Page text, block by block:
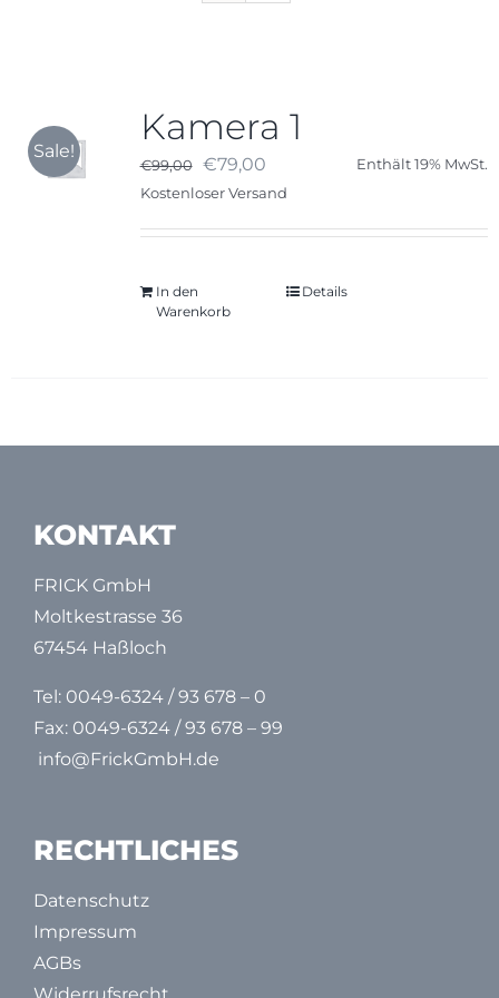
Kontakt
Sale!
Kamera 1
€99,00 Ursprünglicher
Preis
war:
€79,00Aktueller
Preis
ist:
Enthält 19% MwSt.
Kostenloser Versand
In den
Warenkorb
Details
KONTAKT
FRICK GmbH
Moltkestrasse 36
67454 Haßloch
Tel: 0049-6324 / 93 678 – 0
Fax: 0049-6324 / 93 678 – 99
info@FrickGmbH.de
RECHTLICHES
Datenschutz
Impressum
AGBs
Widerrufsrecht